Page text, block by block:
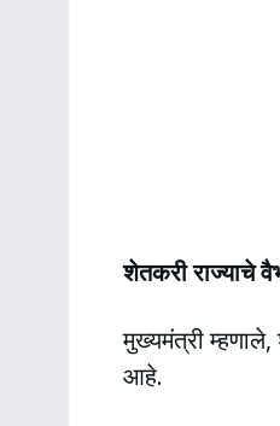
शेतकरी राज्याचे
मुख्यमंत्री
आहे.